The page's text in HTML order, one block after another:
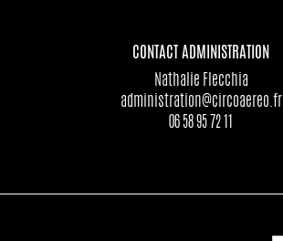
CONTACT ADMINISTRATION
Nathalie Flecchia
administration@circoaereo.fr
06 58 95 72 11